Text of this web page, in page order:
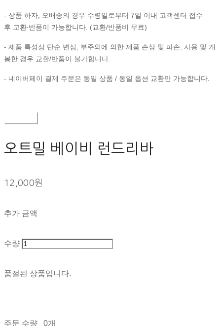
- 상품 하자, 오배송의 경우 수령일로부터 7일 이내 고객센터 접수
후 교환∙반품이 가능합니다. (교환/반품비 무료)
- 제품 특성상 단순 변심, 부주의에 의한 제품 손상 및 파손, 사용 및 개
봉한 경우 교환/반품이 불가합니다.
- 네이버페이 결제 주문은 동일 상품 / 동일 옵션 교환만 가능합니다.
오트밀 베이비 런드리바
12,000원
추가 금액
수량
품절된 상품입니다.
주문 수량 0개